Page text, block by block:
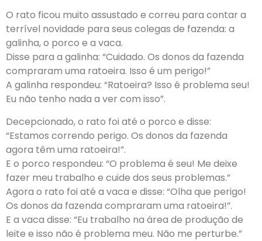
O rato ficou muito assustado e correu para contar a
terrível novidade para seus colegas de fazenda: a
galinha, o porco e a vaca.
Disse para a galinha: “Cuidado. Os donos da fazenda
compraram uma ratoeira. Isso é um perigo!”
A galinha respondeu: “Ratoeira? Isso é problema seu!
Eu não tenho nada a ver com isso”.
Decepcionado, o rato foi até o porco e disse:
“Estamos correndo perigo. Os donos da fazenda
agora têm uma ratoeira!”.
E o porco respondeu: “O problema é seu! Me deixe
fazer meu trabalho e cuide dos seus problemas.”
Agora o rato foi até a vaca e disse: “Olha que perigo!
Os donos da fazenda compraram uma ratoeira!”.
E a vaca disse: “Eu trabalho na área de produção de
leite e isso não é problema meu. Não me perturbe.”